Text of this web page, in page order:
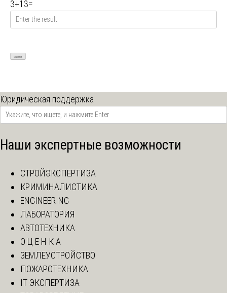
3+13=
Юридическая поддержка
Наши экспертные возможности
СТРОЙЭКСПЕРТИЗА
КРИМИНАЛИСТИКА
ENGINEERING
ЛАБОРАТОРИЯ
АВТОТЕХНИКА
О Ц Е Н К А
ЗЕМЛЕУСТРОЙСТВО
ПОЖАРОТЕХНИКА
IT ЭКСПЕРТИЗА